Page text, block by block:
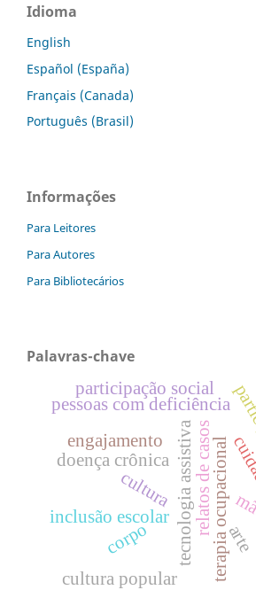
Idioma
English
Español (España)
Français (Canada)
Português (Brasil)
Informações
Para Leitores
Para Autores
Para Bibliotecários
Palavras-chave
tecnologia assistivaterapia ocupacional
pessoas com deficiência
inclusão escolar
doença crônica
cultura
arte
corpo
participação social
relatos de casos
cultura popular
engajamento